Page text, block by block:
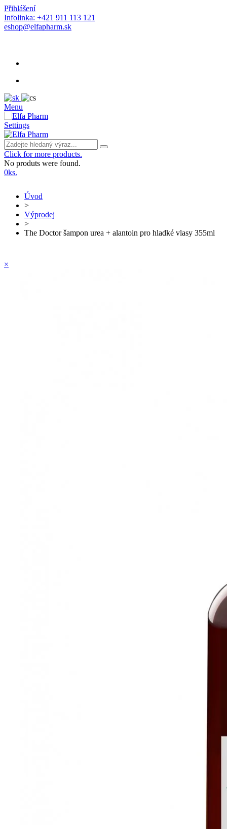
Přihlášení
Infolinka: +421 911 113 121
eshop@elfapharm.sk
Menu
Settings
Click for more products.
No produts were found.
0ks.
Úvod
>
Výprodej
>
The Doctor šampon urea + alantoin pro hladké vlasy 355ml
×